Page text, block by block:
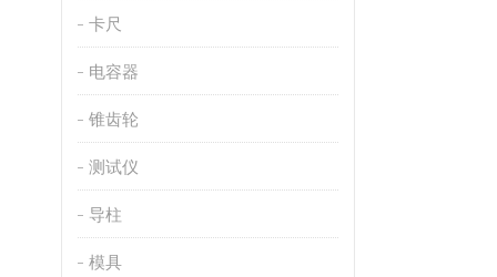
卡尺
电容器
锥齿轮
测试仪
导柱
模具